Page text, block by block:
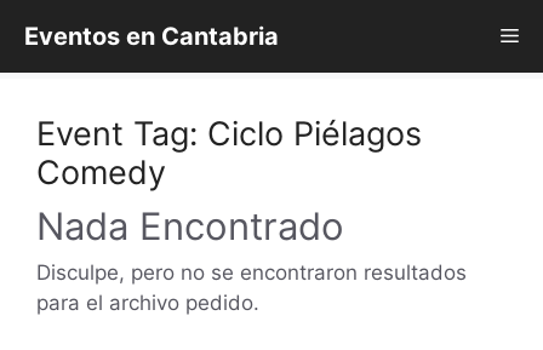
contenido
Eventos en Cantabria
Event Tag: Ciclo Piélagos
Comedy
Nada Encontrado
Disculpe, pero no se encontraron resultados
para el archivo pedido.